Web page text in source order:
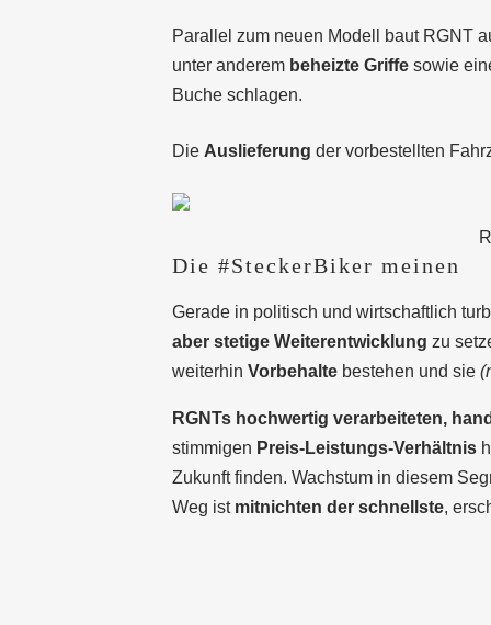
Parallel zum neuen Modell baut RGNT
unter anderem beheizte Griffesowie
Buche schlagen.
Die Auslieferung der vorbestellten
Die #SteckerBiker meinen
Gerade in politisch und wirtschaftlich
aber stetige Weiterentwicklung zu
weiterhin Vorbehalte bestehen und sie
RGNTs hochwertig verarbeiteten,
stimmigen Preis-Leistungs-Verhältnis
Zukunft finden. Wachstum in diesem
Weg ist mitnichten der schnellste,